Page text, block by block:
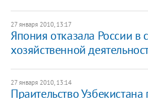
27 января 2010, 13:17
Япония отказала России в
хозяйственной
27 января 2010, 13:14
Праительство Узбекистана